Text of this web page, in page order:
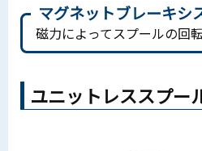
マグネットブレーキシ
磁力によってスプールの回
ユニットレススプー